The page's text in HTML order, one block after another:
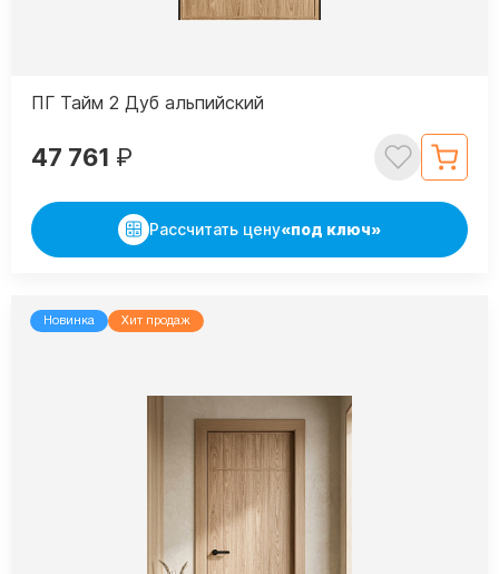
ПГ Тайм 2 Дуб альпийский
47 761 ₽
Рассчитать цену«под ключ»
Новинка Хит продаж